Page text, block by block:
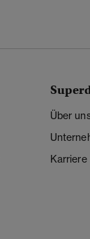
Über
Karriere